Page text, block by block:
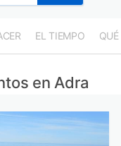
EL TIEMPO QUÉ
en Adra